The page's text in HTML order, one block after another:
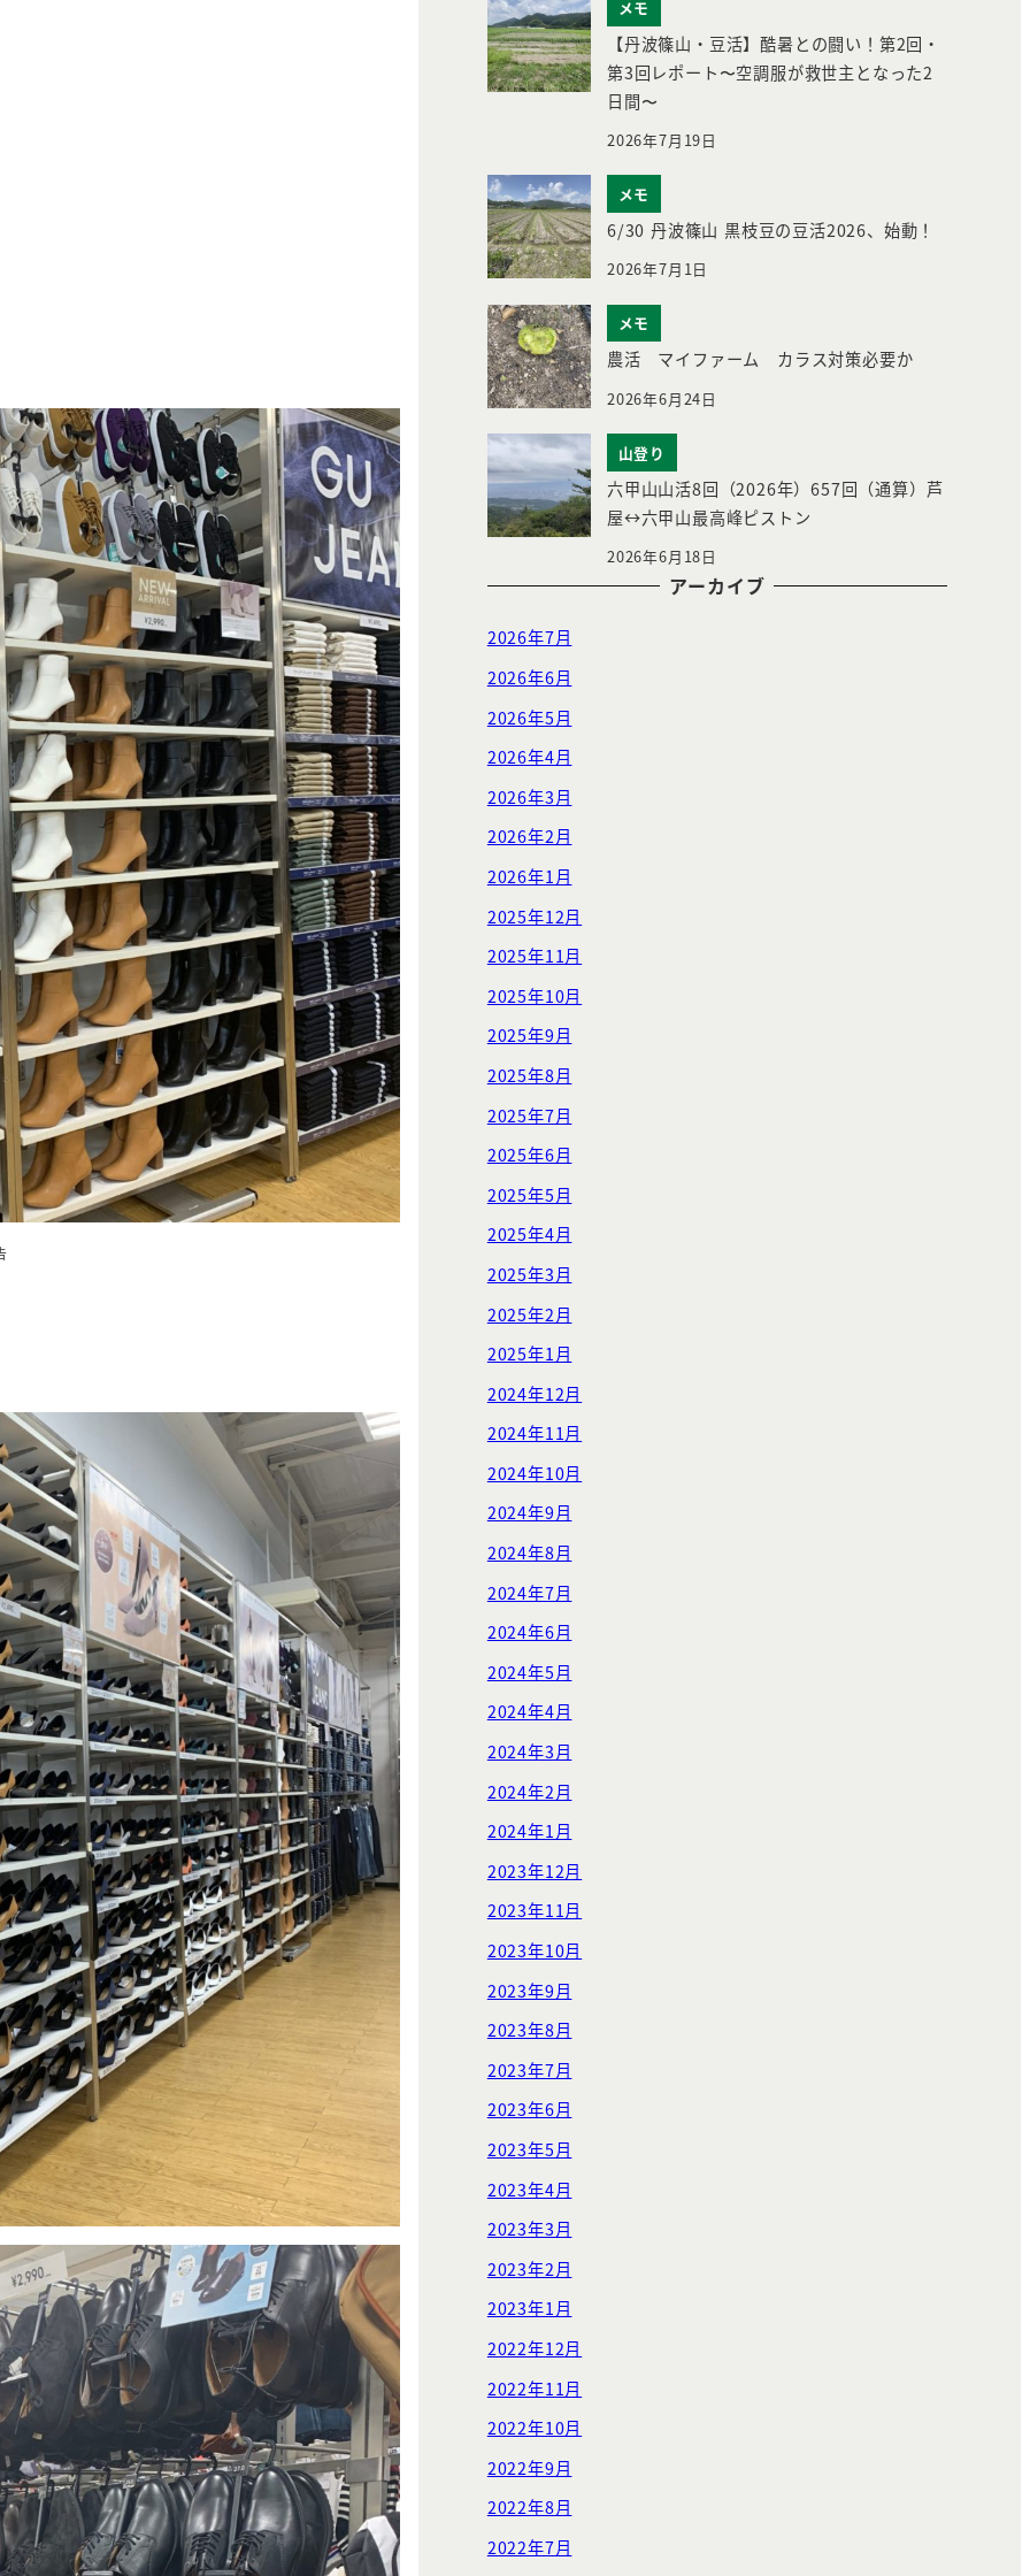
メモ
【丹波篠山・豆活】酷暑との闘い！第2回・
第3回レポート〜空調服が救世主となった2
日間〜
2026年7月19日
メモ
6/30 丹波篠山 黒枝豆の豆活2026、始動！
2026年7月1日
メモ
農活 マイファーム カラス対策必要か
2026年6月24日
山登り
六甲山山活8回（2026年）657回（通算）芦
屋↔︎六甲山最高峰ピストン
2026年6月18日
アーカイブ
2026年7月
2026年6月
2026年5月
2026年4月
2026年3月
2026年2月
2026年1月
2025年12月
2025年11月
2025年10月
2025年9月
2025年8月
2025年7月
2025年6月
2025年5月
2025年4月
2025年3月
2025年2月
2025年1月
2024年12月
2024年11月
2024年10月
2024年9月
2024年8月
2024年7月
2024年6月
2024年5月
2024年4月
2024年3月
2024年2月
2024年1月
2023年12月
2023年11月
2023年10月
2023年9月
2023年8月
2023年7月
2023年6月
2023年5月
2023年4月
2023年3月
2023年2月
2023年1月
2022年12月
2022年11月
2022年10月
2022年9月
2022年8月
2022年7月